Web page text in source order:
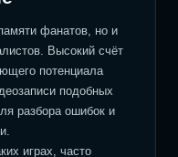
фанатов, но и
Высокий счёт
потенциала
подобных
разбора ошибок и
играх, часто